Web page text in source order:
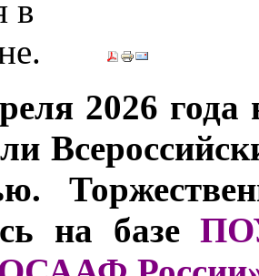
2026 года
на базе